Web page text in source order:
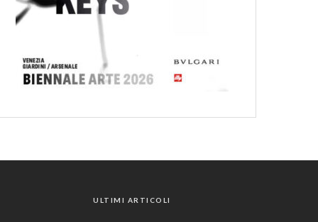
ULTIMI ARTICOLI